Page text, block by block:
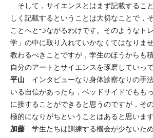
そして，サイエンスとはまず記載するこ
しく記載するということは大切なことで，
ことへとつながるわけです。そのようなト
学」の中に取り入れていかなくてはなりま
教わるべきことですが，学生のほうからも
自分のアートとサイエンスを琢磨していっ
平山 インタビューなり身体診察なりの手
いる自信があったら，ベッドサイドでもも
に接することができると思うのですが，そ
極的になりがちということはあると思います
加藤 学生たちは訓練する機会が少ないた